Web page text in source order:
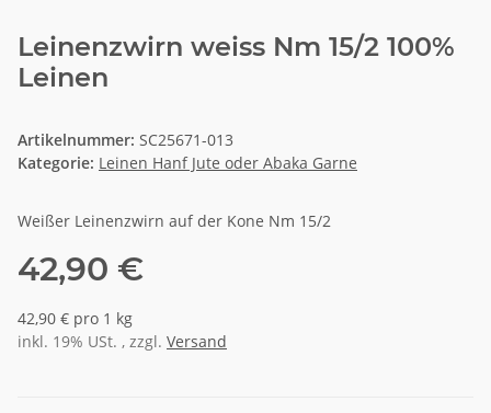
Leinenzwirn weiss Nm 15/2 100%
Leinen
Artikelnummer: SC25671-013
Kategorie: Leinen Hanf Jute oder Abaka Garne
Weißer Leinenzwirn auf der Kone Nm 15/2
42,90 €
42,90 € pro 1 kg
inkl. 19% USt. , zzgl. Versand